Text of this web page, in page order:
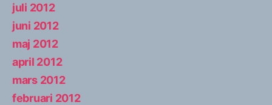
juli 2012
juni 2012
maj 2012
april 2012
mars 2012
februari 2012